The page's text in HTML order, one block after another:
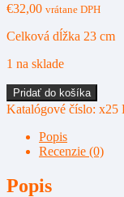
€32,00 vrátane DPH
Celková dĺžka 23 cm
1 na sklade
množstvo
Damašk
kostená
rukoväť
Pridať do košíka
Katalógové číslo: x25
Popis
Recenzie (0)
Popis